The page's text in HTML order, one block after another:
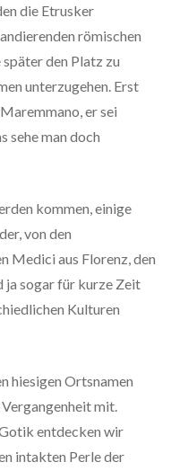
die Etrusker
römischen
den Platz zu
unterzugehen. Erst
er sei
sehe man doch
kommen, einige
von den
Medici aus Florenz, den
ja sogar für kurze Zeit
Kulturen
hiesigen Ortsnamen
mit.
entdecken wir
intakten Perle der